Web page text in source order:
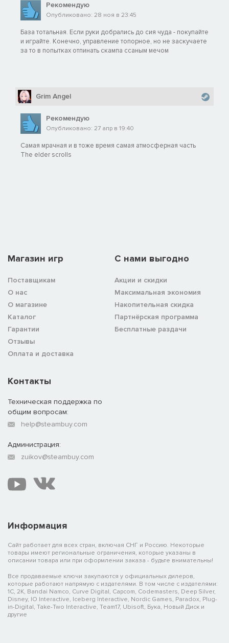
Рекомендую
Опубликовано: 28 ноя в 23:45
База тотальная. Если руки добрались до сия чуда - покупайте
и играйте. Конечно, управление топорное, но не заскучаете
за то в попытках отпинать скампа ссаным мечом
Grim Angel
Рекомендую
Опубликовано: 27 апр в 19:40
Самая мрачная и в тоже время самая атмосферная часть
The elder scrolls
Магазин игр
Поставщикам
О нас
О магазине
Каталог
Гарантии
Отзывы
Оплата и доставка
C нами выгодно
Акции и скидки
Максимальная экономия
Накопительная скидка
Партнёрская программа
Бесплатные раздачи
Информация
Сайт работает для всех стран, включая СНГ и Россию. Некоторые
товары имеют региональные ограничения, которые указаны в
описании товара или при оформлении заказа - будьте внимательны!
Все продаваемые ключи закупаются у официальных дилеров,
которые работают напрямую с издателями. В том числе с издателями:
1C, 2K, Bandai Namco, Curve Digital, Capcom, Codemasters, Deep Silver,
Disney, IO Interactive, Iceberg Interactive, Nordic Games, Paradox, Plug-
in-Digital, Take-Two Interactive, Team17, Ubisoft, Бука, Новый Диск и
другие
Контакты
Техническая поддержка по
общим вопросам:
help@steambuy.com
Администрация:
zuikov@steambuy.com